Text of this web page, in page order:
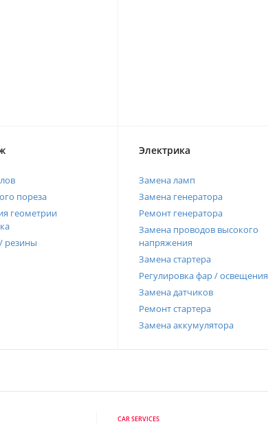
пореза
геометрии
резины
Электрика
Замена ламп
Замена генератора
Ремонт генератора
Замена проводов высокого
напряжения
Замена стартера
Регулировка фар / освещения
Замена датчиков
Ремонт стартера
Замена аккумулятора
CAR SERVICES